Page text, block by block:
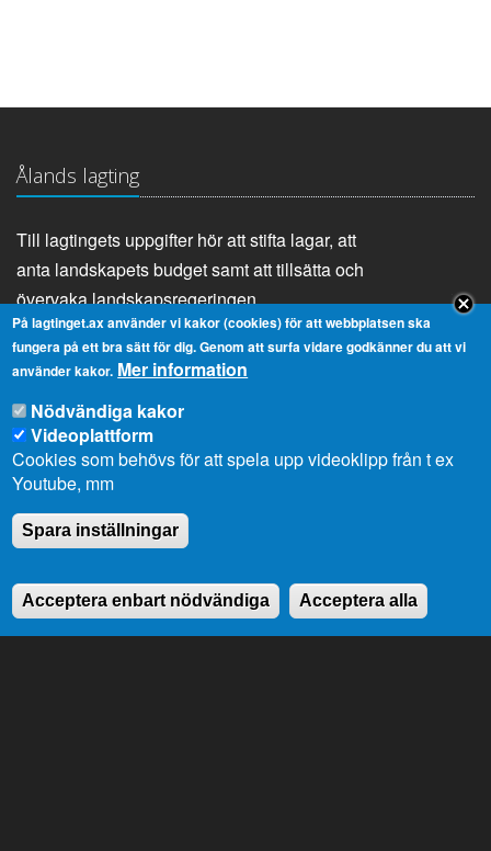
Ålands lagting
Till lagtingets uppgifter hör att stifta lagar, att
anta landskapets budget samt att tillsätta och
övervaka landskapsregeringen.
Genvägar
Lagtingsbiblioteket
Youtube
RSS
Om cookies
Kontaktuppgifter
På lagtinget.ax använder vi kakor (cookies) för att webbplatsen ska
fungera på ett bra sätt för dig. Genom att surfa vidare godkänner du att vi
använder kakor. Mer information
Nödvändiga kakor
Videoplattform
Cookies som behövs för att spela upp videoklipp från t ex
Youtube, mm
Spara inställningar
Acceptera enbart nödvändiga Acceptera alla